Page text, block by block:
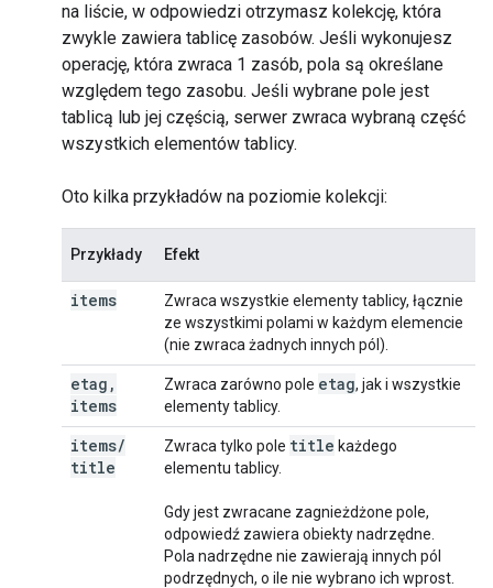
na liście, w odpowiedzi otrzymasz kolekcję, która
zwykle zawiera tablicę zasobów. Jeśli wykonujesz
operację, która zwraca 1 zasób, pola są określane
względem tego zasobu. Jeśli wybrane pole jest
tablicą lub jej częścią, serwer zwraca wybraną część
wszystkich elementów tablicy.
Oto kilka przykładów na poziomie kolekcji:
Przykłady Efekt
items
Zwraca wszystkie elementy tablicy, łącznie
ze wszystkimi polami w każdym elemencie
(nie zwraca żadnych innych pól).
etag ,
items
Zwraca zarówno pole etag, jak i wszystkie
elementy tablicy.
items/
title
Zwraca tylko pole title każdego
elementu tablicy.
Gdy jest zwracane zagnieżdżone pole,
odpowiedź zawiera obiekty nadrzędne.
Pola nadrzędne nie zawierają innych pól
podrzędnych, o ile nie wybrano ich wprost.